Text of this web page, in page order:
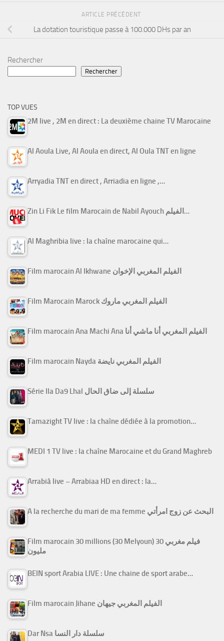
ARTICLE PRÉCÉDENT
La dotation touristique passe à 100.000 DHs par an
Rechercher
Rechercher
TOP VUES
2M live , 2M en direct : La deuxième chaine TV Marocaine
Al Aoula Live, Al Aoula en direct, Al Oula TNT en ligne
Arryadia TNT en direct , Arriadia en ligne ,…
Zin Li Fik Le film Marocain de Nabil Ayouch الفيلم…
Al Maghribia live : la chaîne marocaine qui…
Film marocain Al Ikhwane الفيلم المغربي الإخوان
Film Marocain Marock الفيلم المغربي ماروك
Film marocain Ana Machi Ana الفيلم المغربي أنا ماشي أنا
Film marocain Nayda الفيلم المغربي نايضة
Série Ila Da9 Lhal سلسلة إلى ضاق الحال
Tamazight TV live : la chaîne dédiée à la promotion…
MEDI 1 TV live : la chaîne Marocaine et du Grand Maghreb
Arrabiâ live – Arrabiaa HD en direct : la…
A la recherche du mari de ma femme البحث عن زوج امرأتي
Film marocain 30 millions (30 Melyoun) فيلم مغربي 30
مليون
BEIN sport Arabia LIVE : Une chaine de sport arabe…
Film marocain Jihane الفيلم المغربي جيهان
Dar Nsa سلسلة دار النسا